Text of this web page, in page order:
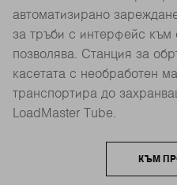
автоматизирано
за тръби с интерфейс към
позволява. Станция за
касетата с необработен
транспортира до
LoadMaster Tube.
КЪМ